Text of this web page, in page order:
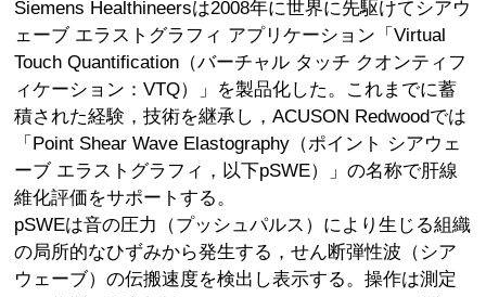
Siemens Healthineersは2008年に世界に先駆けてシアウ
ェーブ エラストグラフィ アプリケーション「Virtual
Touch Quantification（バーチャル タッチ クオンティフ
ィケーション：VTQ）」を製品化した。これまでに蓄
積された経験，技術を継承し，ACUSON Redwoodでは
「Point Shear Wave Elastography（ポイント シアウェ
ーブ エラストグラフィ，以下pSWE）」の名称で肝線
維化評価をサポートする。
pSWEは音の圧力（プッシュパルス）により生じる組織
の局所的なひずみから発生する，せん断弾性波（シア
ウェーブ）の伝搬速度を検出し表示する。操作は測定